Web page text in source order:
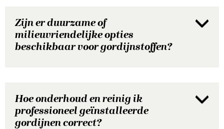
Zijn er duurzame of
milieuvriendelijke opties
beschikbaar voor gordijnstoffen?
Hoe onderhoud en reinig ik
professioneel geïnstalleerde
gordijnen correct?